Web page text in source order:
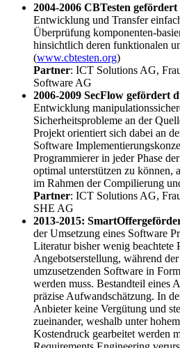
2004-2006 CBTesten
Entwicklung und Transfer
Überprüfung komponenten-
hinsichtlich deren funktionalen
(www.cbtesten.org)
Partner: ICT Solutions AG,
Software AG
2006-2009 SecFlow gefördert
Entwicklung
Sicherheitsprobleme an der
Projekt orientiert sich dabei an
Software
Programmierer in jeder Phase
optimal unterstützen zu können,
im Rahmen der Compilierung
Partner: ICT Solutions AG,
SHE AG
2013-2015: SmartOffer
der Umsetzung eines Software
Literatur bisher wenig beachtete
Angebotserstellung, während
umzusetzenden Software in
werden muss. Bestandteil eines
präzise Aufwandschätzung. In
Anbieter keine Vergütung und
zueinander, weshalb unter
Kostendruck gearbeitet werden